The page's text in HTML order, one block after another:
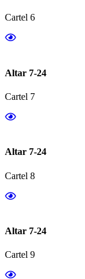
Cartel 6
Altar 7-24
Cartel 7
Altar 7-24
Cartel 8
Altar 7-24
Cartel 9